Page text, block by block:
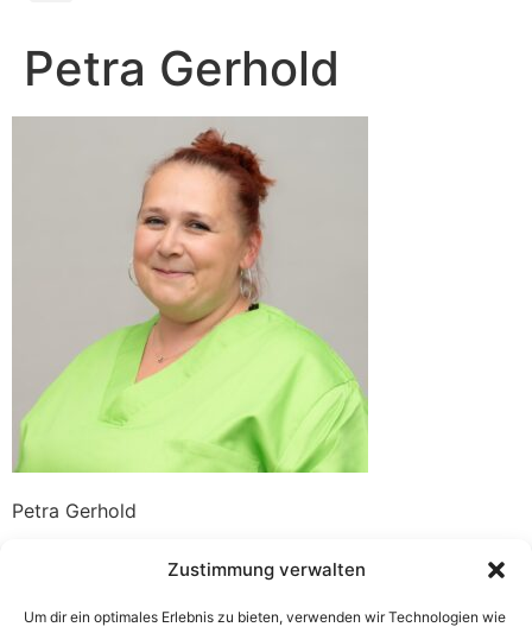
Zustimmung verwalten
Um dir ein optimales Erlebnis zu bieten, verwenden wir Technologien wie
Petra Gerhold
Petra Gerhold